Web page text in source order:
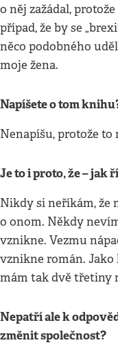
o něj zažádal,
případ, že by se
něco podobného
moje žena.
Napíšete o tom
Nenapíšu, protože to
Je to i proto, že – jak
Nikdy si neříkám, že
o onom. Někdy
vznikne. Vezmu
vznikne román. Jako
mám tak dvě třetiny
Nepatří ale k
změnit společnost?